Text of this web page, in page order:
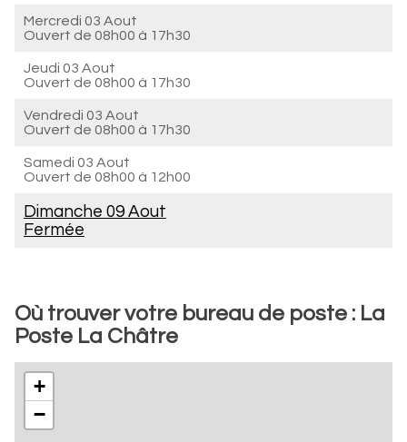
Mercredi 03 Aout
Ouvert de 08h00 à 17h30
Jeudi 03 Aout
Ouvert de 08h00 à 17h30
Vendredi 03 Aout
Ouvert de 08h00 à 17h30
Samedi 03 Aout
Ouvert de 08h00 à 12h00
Dimanche 09 Aout
Fermée
Où trouver votre bureau de poste : La
Poste La Châtre
+
−